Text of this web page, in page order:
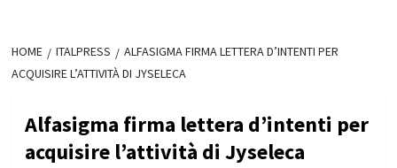
HOME ITALPRESS
ALFASIGMA FIRMA LETTERA D’INTENTI PER
ACQUISIRE L’ATTIVITÀ DI JYSELECA
Alfasigma firma lettera d’intenti per
acquisire l’attività di Jyseleca